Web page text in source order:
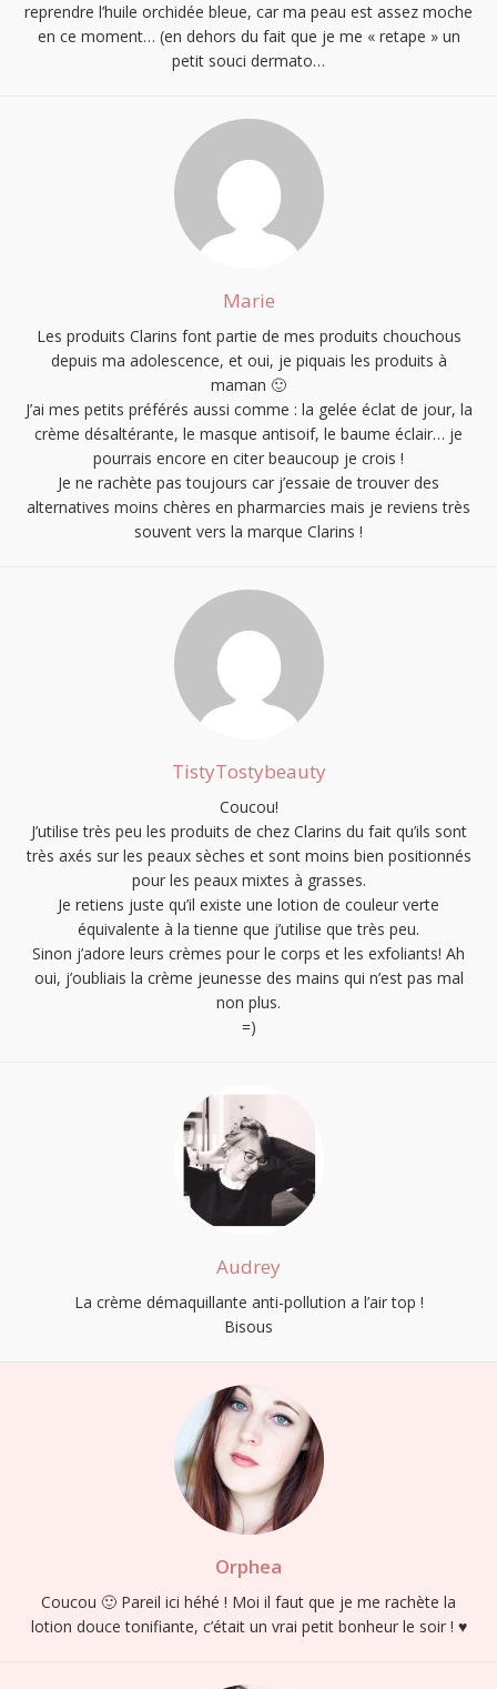
reprendre l’huile orchidée bleue, car ma peau est assez moche
en ce moment… (en dehors du fait que je me « retape » un
petit souci dermato…
Marie
Les produits Clarins font partie de mes produits chouchous
depuis ma adolescence, et oui, je piquais les produits à
maman 🙂
J’ai mes petits préférés aussi comme : la gelée éclat de jour, la
crème désaltérante, le masque antisoif, le baume éclair… je
pourrais encore en citer beaucoup je crois !
Je ne rachète pas toujours car j’essaie de trouver des
alternatives moins chères en pharmarcies mais je reviens très
souvent vers la marque Clarins !
TistyTostybeauty
Coucou!
J’utilise très peu les produits de chez Clarins du fait qu’ils sont
très axés sur les peaux sèches et sont moins bien positionnés
pour les peaux mixtes à grasses.
Je retiens juste qu’il existe une lotion de couleur verte
équivalente à la tienne que j’utilise que très peu.
Sinon j’adore leurs crèmes pour le corps et les exfoliants! Ah
oui, j’oubliais la crème jeunesse des mains qui n’est pas mal
non plus.
=)
Audrey
La crème démaquillante anti-pollution a l’air top !
Bisous
Orphea
Coucou 🙂 Pareil ici héhé ! Moi il faut que je me rachète la
lotion douce tonifiante, c’était un vrai petit bonheur le soir ! ♥